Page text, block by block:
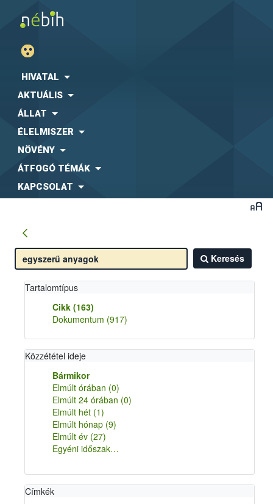
HIVATAL
AKTUÁLIS
ÁLLAT
ÉLELMISZER
NÖVÉNY
ÁTFOGÓ TÉMÁK
KAPCSOLAT
Keresés
Tartalomtípus
Cikk (163)
Dokumentum (917)
Közzététel ideje
Bármikor
Elmúlt órában (0)
Elmúlt 24 órában (0)
Elmúlt hét (1)
Elmúlt hónap (9)
Elmúlt év (27)
Egyéni időszak…
Címkék